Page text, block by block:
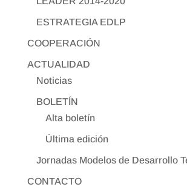
ESTRATEGIA EDLP
COOPERACIÓN
ACTUALIDAD
Noticias
BOLETÍN
Alta boletín
Última edición
Jornadas Modelos de Desarrollo
CONTACTO